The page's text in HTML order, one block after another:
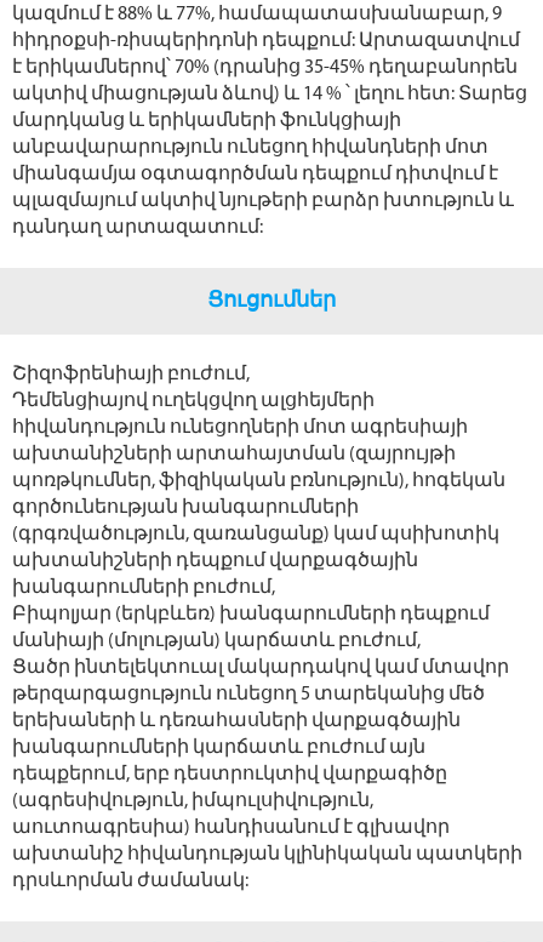
կազմում է 88% և 77%, համապատասխանաբար, 9
հիդրօքսի-ռիսպերիդոնի դեպքում: Արտազատվում
է երիկամներով՝ 70% (դրանից 35-45% դեղաբանորեն
ակտիվ միացության ձևով) և 14 % ՝ լեղու հետ: Տարեց
մարդկանց և երիկամների ֆունկցիայի
անբավարարություն ունեցող հիվանդների մոտ
միանգամյա օգտագործման դեպքում դիտվում է
պլազմայում ակտիվ նյութերի բարձր խտություն և
դանդաղ արտազատում:
Ցուցումներ
Շիզոֆրենիայի բուժում,
Դեմենցիայով ուղեկցվող ալցհեյմերի
հիվանդություն ունեցողների մոտ ագրեսիայի
ախտանիշների արտահայտման (զայրույթի
պոռթկումներ, ֆիզիկական բռնություն), հոգեկան
գործունեության խանգարումների
(գրգռվածություն, զառանցանք) կամ պսիխոտիկ
ախտանիշների դեպքում վարքագծային
խանգարումների բուժում,
Բիպոլյար (երկբևեռ) խանգարումների դեպքում
մանիայի (մոլության) կարճատև բուժում,
Ցածր ինտելեկտուալ մակարդակով կամ մտավոր
թերզարգացություն ունեցող 5 տարեկանից մեծ
երեխաների և դեռահասների վարքագծային
խանգարումների կարճատև բուժում այն
դեպքերում, երբ դեստրուկտիվ վարքագիծը
(ագրեսիվություն, իմպուլսիվություն,
աուտոագրեսիա) հանդիսանում է գլխավոր
ախտանիշ հիվանդության կլինիկական պատկերի
դրսևորման ժամանակ: